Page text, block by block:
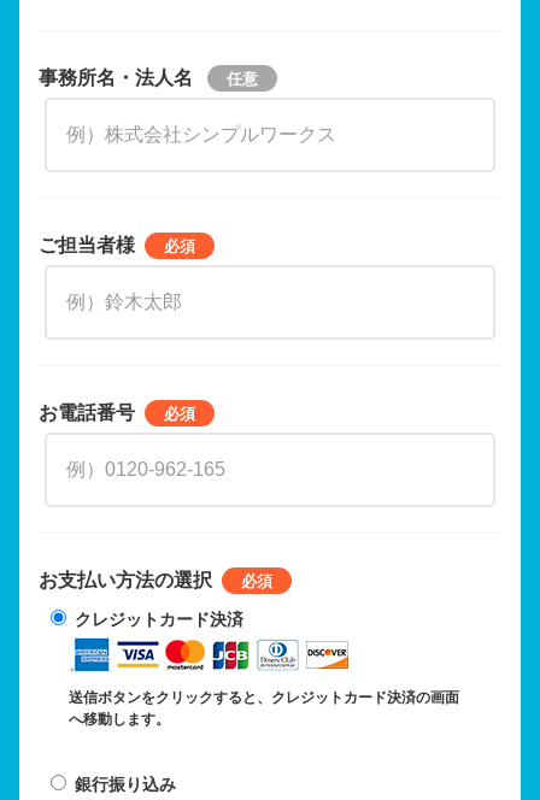
事務所名・法人名
ご担当者様
お電話番号
お支払い方法の選択
クレジットカード決済
送信ボタンをクリックすると、クレジットカード決済の画面
へ移動します。
銀行振り込み